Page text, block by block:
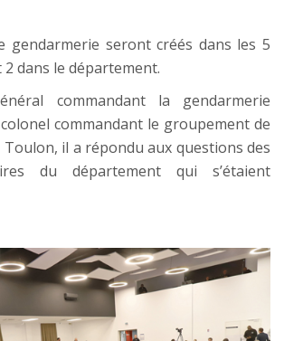
gendarmerie seront créés dans les 5
dans le département.
commandant la gendarmerie
commandant le groupement de
il a répondu aux questions des
du département qui s’étaient